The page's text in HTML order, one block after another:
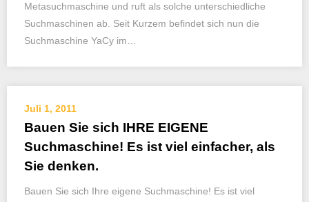
Metasuchmaschine und ruft als solche unterschiedliche
Suchmaschinen ab. Seit Kurzem befindet sich nun die
Suchmaschine YaCy im…
Juli 1, 2011
Bauen Sie sich IHRE EIGENE
Suchmaschine! Es ist viel einfacher, als
Sie denken.
Bauen Sie sich Ihre eigene Suchmaschine! Es ist viel